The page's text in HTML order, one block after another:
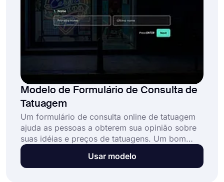
Modelo de Formulário de Consulta de
Tatuagem
Um formulário de consulta online de tatuagem
ajuda as pessoas a obterem sua opinião sobre
suas idéias e preços de tatuagens. Um bom
formulário de consulta pode facilmente
transformar seus leads em clientes fiéis. E como
Usar modelo